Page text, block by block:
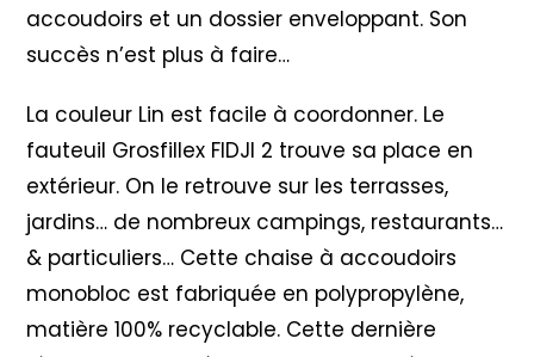
accoudoirs et un dossier enveloppant. Son
succès n’est plus à faire…
La couleur Lin est facile à coordonner. Le
fauteuil Grosfillex FIDJI 2 trouve sa place en
extérieur. On le retrouve sur les terrasses,
jardins… de nombreux campings, restaurants…
& particuliers… Cette chaise à accoudoirs
monobloc est fabriquée en polypropylène,
matière 100% recyclable. Cette dernière